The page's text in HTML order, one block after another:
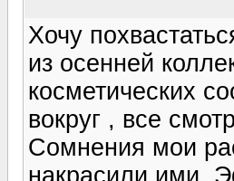
Хочу
из осенней
косметических
вокруг , все
Сомнения мои
накрасили ими.